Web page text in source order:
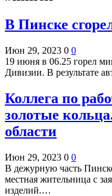
В Пинске
Июн 29, 2023 0 0
19 июня в 06.25 горел
Дивизии. В результате
Коллега по
золотые
области
Июн 29, 2023 0 0
В дежурную часть
местная жительница с
изделий.…